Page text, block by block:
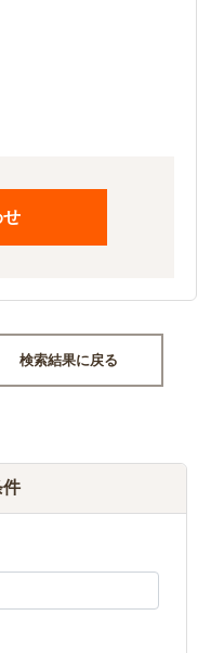
せ
検索結果に戻る
件